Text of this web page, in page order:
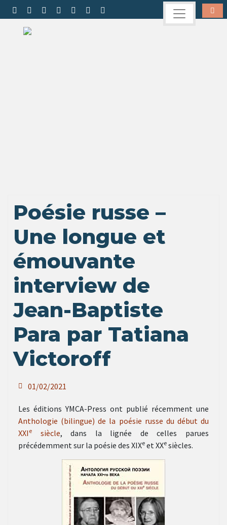
Poésie russe –
Une longue et
émouvante
interview de
Jean-Baptiste
Para par Tatiana
Victoroff
01/02/2021
Les éditions YMCA-Press ont publié récemment une
Anthologie (bilingue) de la poésie russe du début du
XXI e siècle, dans la lignée de celles parues
précédemment sur la poésie des XIXe et XXe siècles.